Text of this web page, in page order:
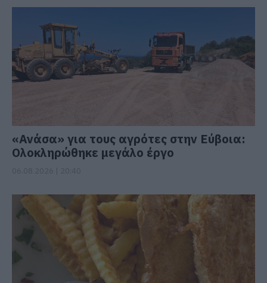
«Ανάσα» για τους αγρότες στην Εύβοια:
Ολοκληρώθηκε μεγάλο έργο